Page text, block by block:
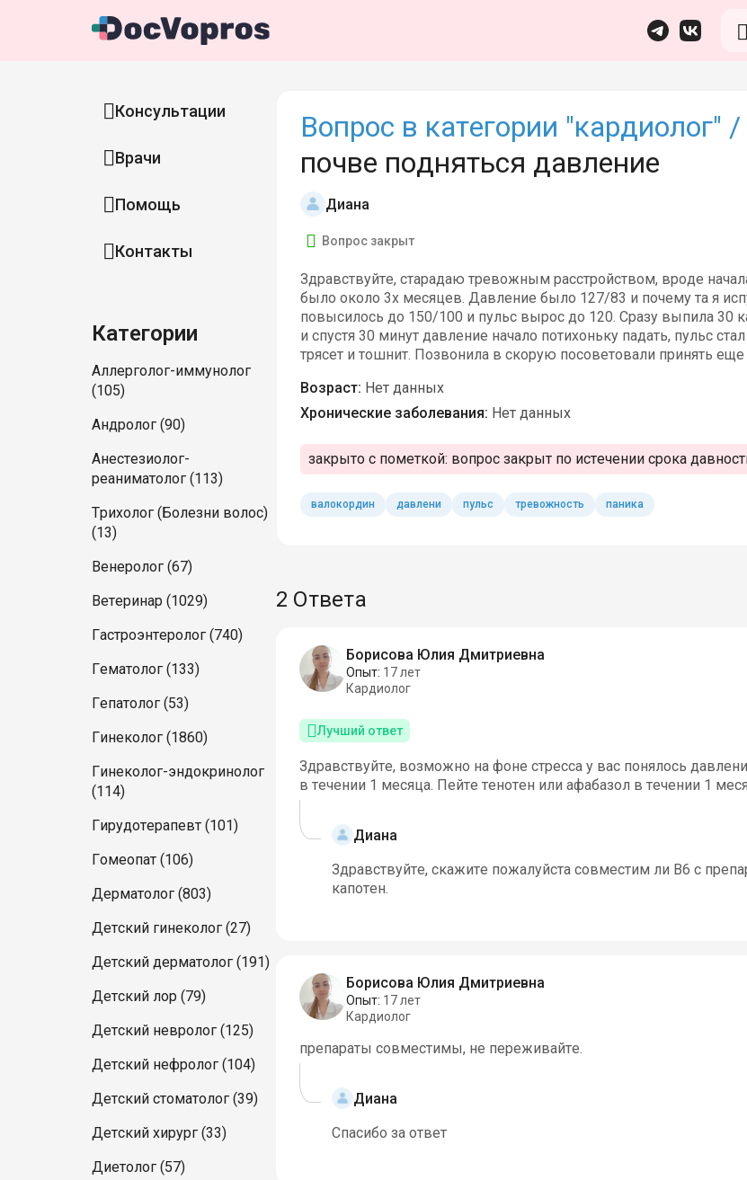
Консультации
Врачи
Помощь
Контакты
Категории
Аллерголог-иммунолог
(105)
Андролог (90)
Анестезиолог-
реаниматолог (113)
Трихолог (Болезни волос)
(13)
Венеролог (67)
Ветеринар (1029)
Гастроэнтеролог (740)
Гематолог (133)
Гепатолог (53)
Гинеколог (1860)
Гинеколог-эндокринолог
(114)
Гирудотерапевт (101)
Гомеопат (106)
Дерматолог (803)
Детский гинеколог (27)
Детский дерматолог (191)
Детский лор (79)
Детский невролог (125)
Детский нефролог (104)
Детский стоматолог (39)
Детский хирург (33)
Диетолог (57)
Вопрос в категории "кардиолог" /
почве подняться давление
Диана
Вопрос закрыт
Здравствуйте, старадаю тревожным расстройством, вроде
было около 3х месяцев. Давление было 127/83 и почему та я
повысилось до 150/100 и пульс вырос до 120. Сразу выпила 30
и спустя 30 минут давление начало потихоньку падать, пульс
трясет и тошнит. Позвонила в скорую посоветовали принять
Возраст: Нет данных
Хронические заболевания: Нет данных
закрыто с пометкой: вопрос закрыт по истечении срока
валокордин давлени пульс тревожность паника
2 Ответа
Борисова Юлия Дмитриевна
Опыт: 17 лет
Кардиолог
Лучший ответ
Здравствуйте, возможно на фоне стресса у вас понялось
в течении 1 месяца. Пейте тенотен или афабазол в течении 1
Диана
Здравствуйте, скажите пожалуйста совместим ли В6 с
капотен.
Борисова Юлия Дмитриевна
Опыт: 17 лет
Кардиолог
препараты совместимы, не переживайте.
Диана
Спасибо за ответ